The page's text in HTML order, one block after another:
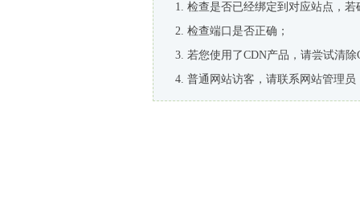
检查是否已经绑定到对应站点，
检查端口是否正确；
若您使用了CDN产品，请尝试清除
普通网站访客，请联系网站管理员